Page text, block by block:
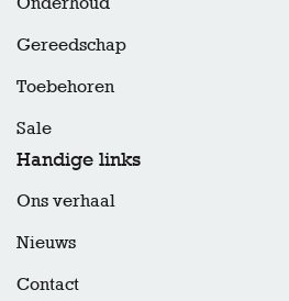
Gereedschap
Toebehoren
Sale
Handige links
Ons verhaal
Nieuws
Contact